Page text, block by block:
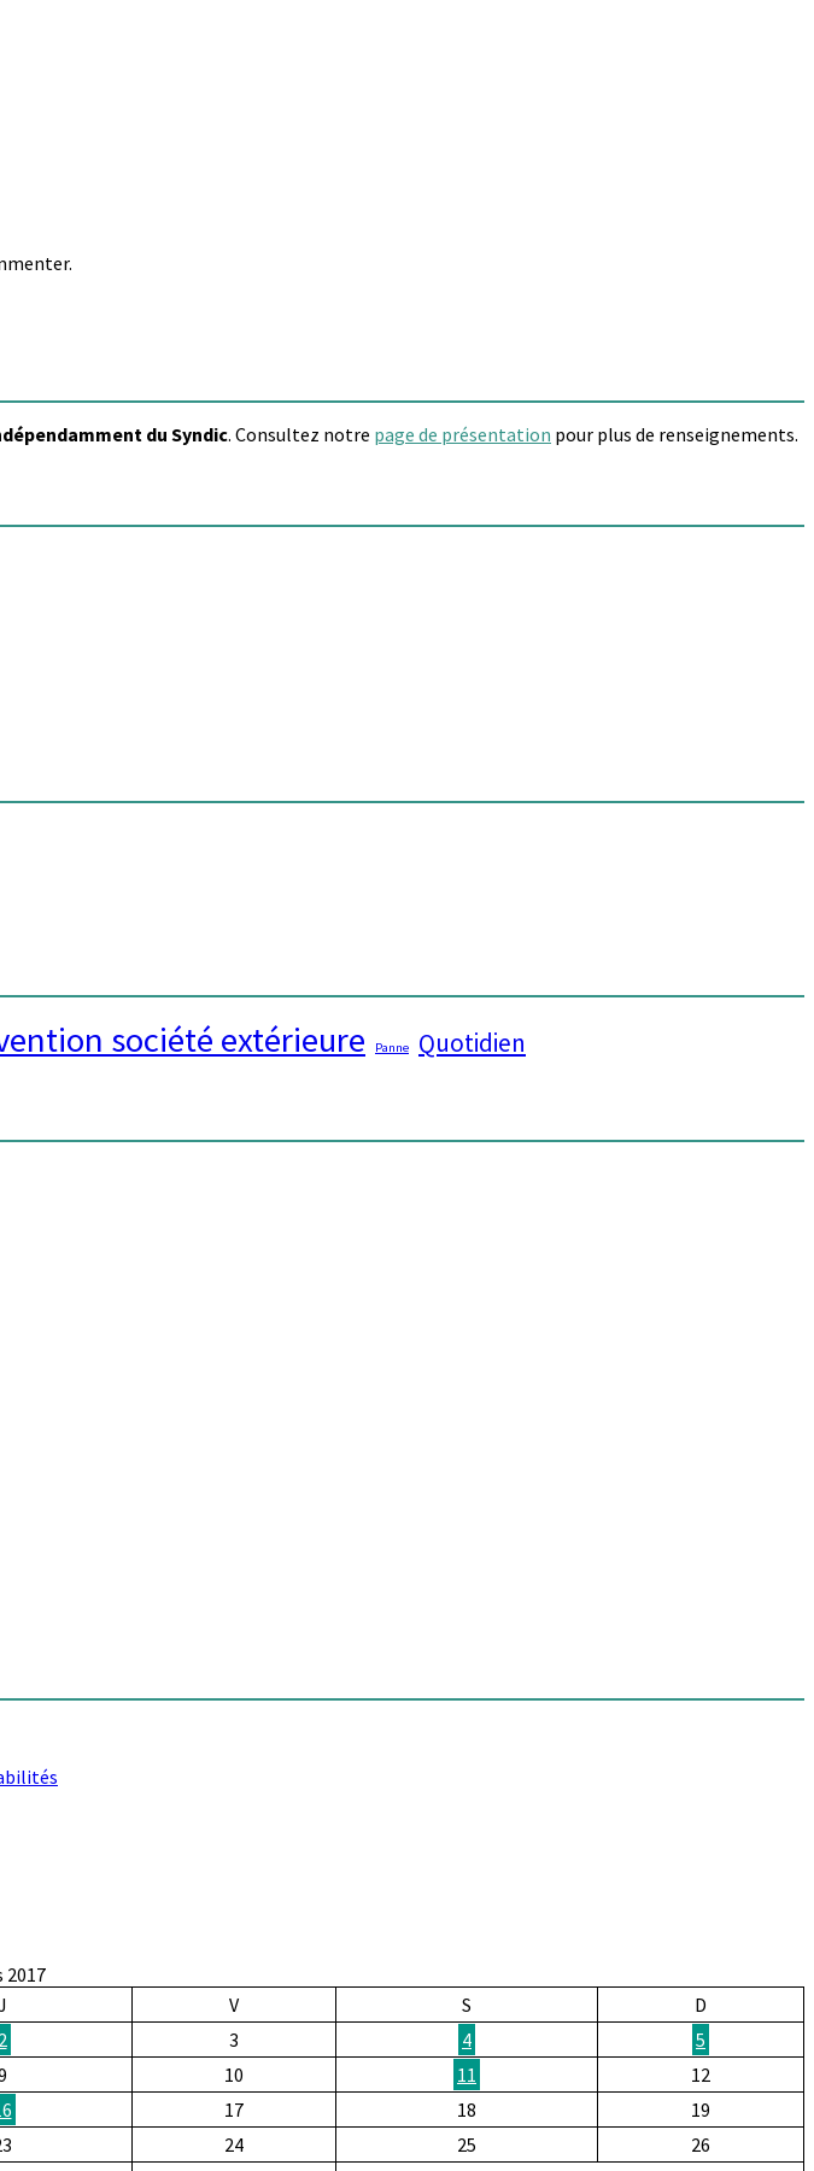
du Syndic. Consultez notre page de présentation pour plus de renseignements.
société extérieure Panne Quotidien
2017
V S
D
2 3 4
5
10 11
12
17 18
19
24 25
26